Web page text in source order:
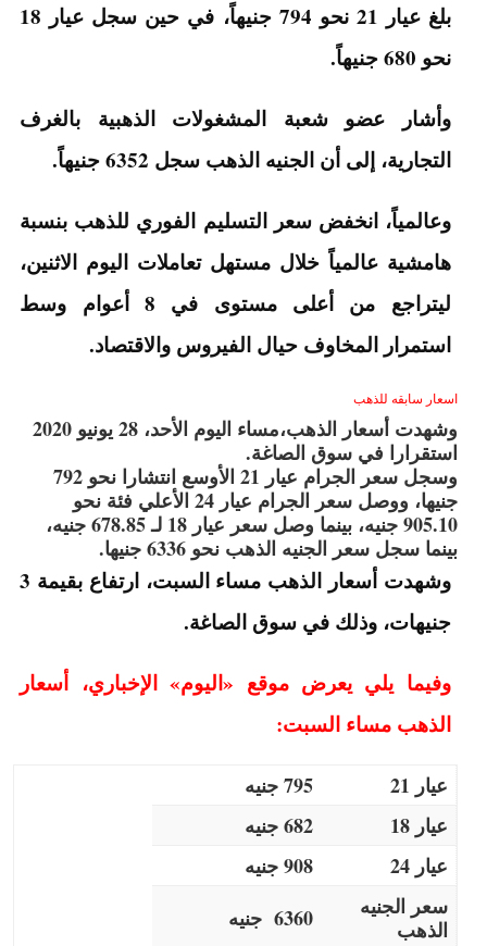
بلغ عيار 21 نحو 794 جنيهاً، في حين سجل عيار 18
نحو 680 جنيهاً.
وأشار عضو شعبة المشغولات الذهبية بالغرف
التجارية، إلى أن الجنيه الذهب سجل 6352 جنيهاً.
وعالمياً، انخفض سعر التسليم الفوري للذهب بنسبة
هامشية عالمياً خلال مستهل تعاملات اليوم الاثنين،
ليتراجع من أعلى مستوى في 8 أعوام وسط
استمرار المخاوف حيال الفيروس والاقتصاد.
اسعار سابقه للذهب
استقرارا في سوق الصاغة.
وسجل سعر الجرام عيار 21 الأوسع انتشارا نحو 792
جنيها، ووصل سعر الجرام عيار 24 الأعلي فئة نحو
905.10 جنيه، بينما وصل سعر عيار 18 لـ 678.85 جنيه،
بينما سجل سعر الجنيه الذهب نحو 6336 جنيها.
وشهدت أسعار الذهب مساء السبت، ارتفاع بقيمة 3
جنيهات، وذلك في سوق الصاغة.
وفيما يلي يعرض موقع «اليوم» الإخباري، أسعار
الذهب مساء السبت:
عيار 21
795 جنيه
عيار 18
682 جنيه
عيار 24
908 جنيه
سعر الجنيه
الذهب
6360 جنيه